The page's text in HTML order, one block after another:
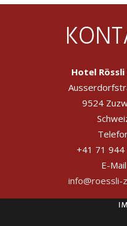
Hotel
9524
+41 71 944
E-Mail
info@roessli-